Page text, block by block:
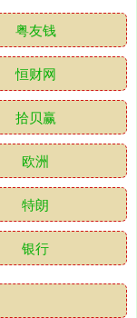
粤友钱
恒财网
拾贝赢
欧洲
特朗
银行